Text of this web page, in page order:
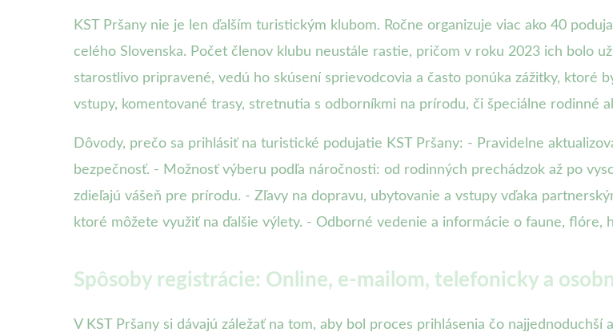
KST Pršany nie je len ďalším turistickým klubom. Ročne organizuje viac ako 40
celého Slovenska. Počet členov klubu neustále rastie, pričom v roku 2023 ich bolo
starostlivo pripravené, vedú ho skúsení sprievodcovia a často ponúka zážitky, ktoré
vstupy, komentované trasy, stretnutia s odborníkmi na prírodu, či špeciálne rodinné
Dôvody, prečo sa prihlásiť na turistické podujatie KST Pršany: - Pravidelne
bezpečnosť. - Možnosť výberu podľa náročnosti: od rodinných prechádzok až po
zdieľajú vášeň pre prírodu. - Zľavy na dopravu, ubytovanie a vstupy vďaka
ktoré môžete využiť na ďalšie výlety. - Odborné vedenie a informácie o faune, flóre,
Spôsoby registrácie: Online, e-mailom, telefonicky a
V KST Pršany si dávajú záležať na tom, aby bol proces prihlásenia čo